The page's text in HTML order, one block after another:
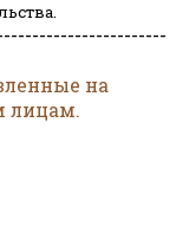
на
лицам.